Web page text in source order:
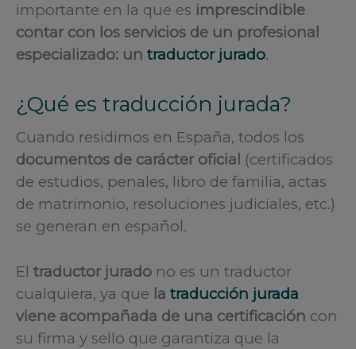
importante en la que es imprescindible
contar con los servicios de un profesional
especializado: un traductor jurado.
¿Qué es traducción jurada?
Cuando residimos en España, todos los
documentos de carácter oficial (certificados
de estudios, penales, libro de familia, actas
de matrimonio, resoluciones judiciales, etc.)
se generan en español.
El traductor juradono es un traductor
cualquiera, ya que la traducción jurada
viene acompañada de una certificación con
su firma y sello que garantiza que la